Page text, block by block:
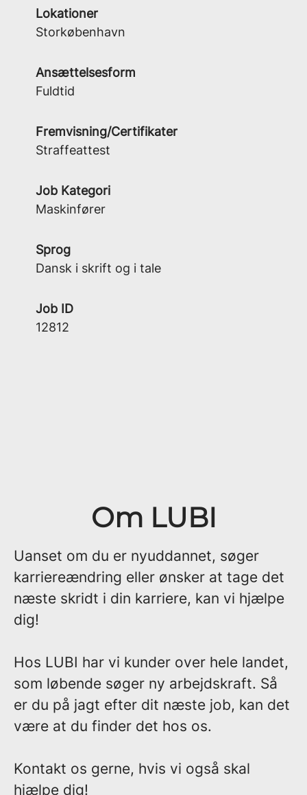
Lokationer
Storkøbenhavn
Ansættelsesform
Fuldtid
Fremvisning/Certifikater
Straffeattest
Job Kategori
Maskinfører
Sprog
Dansk i skrift og i tale
Job ID
12812
Om LUBI
Uanset om du er nyuddannet, søger
karriereændring eller ønsker at tage det
næste skridt i din karriere, kan vi hjælpe
dig!
Hos LUBI har vi kunder over hele landet,
som løbende søger ny arbejdskraft. Så
er du på jagt efter dit næste job, kan det
være at du finder det hos os.
Kontakt os gerne, hvis vi også skal
hjælpe dig!